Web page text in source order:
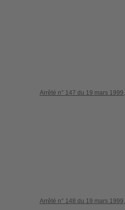
Arrêté n° 147 du 19 mars 1999,
Arrêté n° 148 du 19 mars 1999,